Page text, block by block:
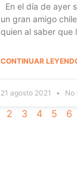
En el día de ayer
un gran amigo
quien al saber que
CONTINUAR
21 agosto 2021 No
2 3 4 5 6